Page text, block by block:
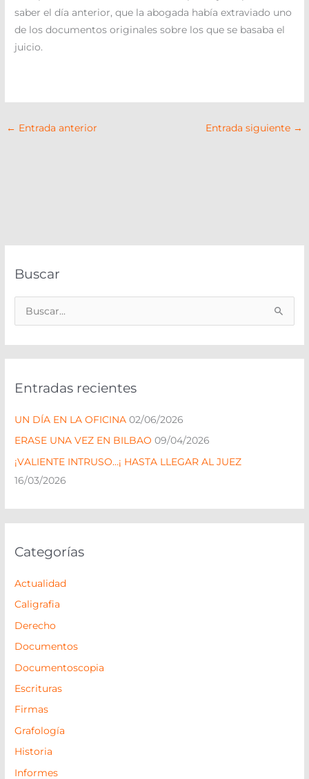
saber el día anterior, que la abogada había extraviado uno
de los documentos originales sobre los que se basaba el
juicio.
← Entrada anterior Entrada siguiente →
Buscar
a
p
o
r
:
Entradas recientes
UN DÍA EN LA OFICINA 02/06/2026
ERASE UNA VEZ EN BILBAO 09/04/2026
¡VALIENTE INTRUSO…¡ HASTA LLEGAR AL JUEZ
16/03/2026
Categorías
Actualidad
Caligrafia
Derecho
Documentos
Documentoscopia
Escrituras
Firmas
Grafología
Historia
Informes